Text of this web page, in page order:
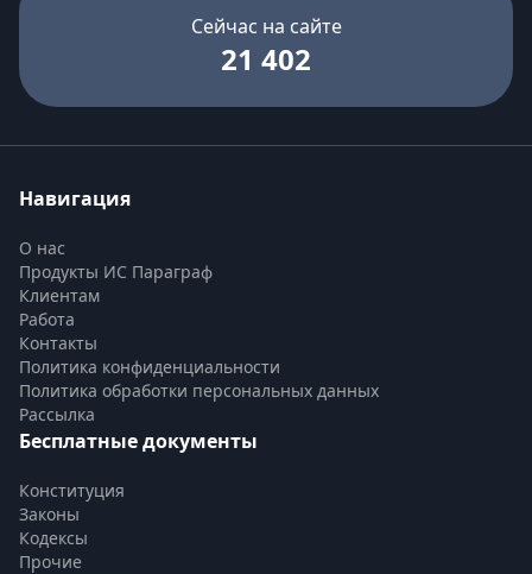
Сейчас на сайте
21 402
Навигация
О нас
Продукты ИС Параграф
Клиентам
Работа
Контакты
Политика конфиденциальности
Политика обработки персональных данных
Рассылка
Бесплатные документы
Конституция
Законы
Кодексы
Прочие